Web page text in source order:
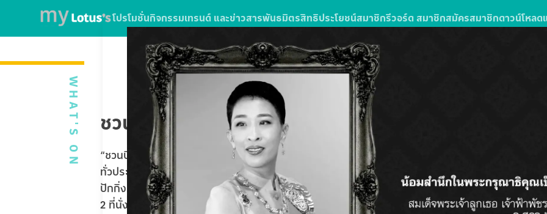
โปรโมชั่นกิจกรรมเทรนด์ และข่าวสารพันธมิตรสิทธิประโยชน์สมาชิกรีวอร์ด สมาชิกสมัครสมาชิกดาวน์โหลด
WHAT'S ON ชวนบินฟรี ตะลุยปักกิ่ง
“ชวนบินฟรี ตะลุยปักกิ่ง” ใบเสร็จจากการซื้อสินค้าหรือบริการในโลตัสส์มอลล์
ทั่วประเทศ หรือใช้บริการ SPARK EV ที่โลตัส โกเฟรช ลุ้นรับแพ็กเกจทัวร์
ปักกิ่ง Universal Studios Beijing 5 วัน 3 คืน จำนวน 10 รางวัล รางวัลละ
2 ที่นั่ง รวมมูลค่ากว่า 1,020,000 บาท